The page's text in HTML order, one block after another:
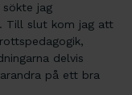
jag
Till slut kom jag att
delvis
på ett bra